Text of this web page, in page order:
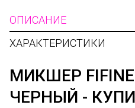
ОПИСАНИЕ
ХАРАКТЕРИСТИКИ
МИКШЕР FIFINE
ЧЕРНЫЙ -